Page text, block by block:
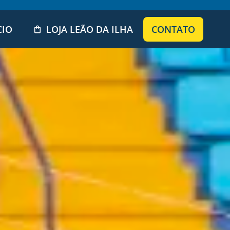
LOJA LEÃO DA ILHA CONTATO